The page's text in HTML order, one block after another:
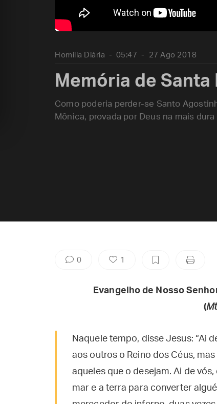
Homilia Diária 05:47 27 Ago 2018
Memória de Santa
Como poderia perder-se Santo
Mônica, provada por Deus na mais
0 1
Evangelho de Nosso
(Mt
Naquele tempo, disse Jesus: “Ai
aos outros o Reino dos Céus,
aqueles que o desejam. Ai de
mar e a terra para converter